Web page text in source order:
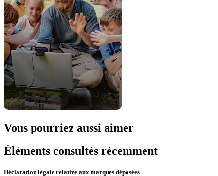
Vous pourriez aussi aimer
Éléments consultés récemment
Déclaration légale relative aux marques déposées